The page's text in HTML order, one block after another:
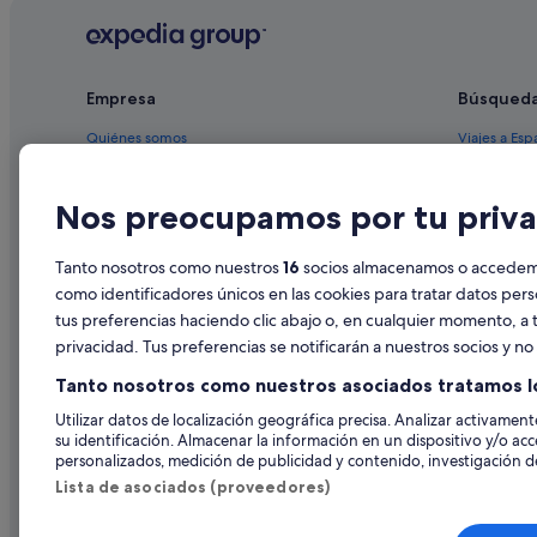
Casas privadas de vacaciones en Rojales
Albergues en Formentera del Segura
Villas en Rojales
Hoteles con gimnasio en Rojales
Hoteles de 3 estrellas en Rojales
Apartamentos en Benijófar
Hoteles que aceptan mascotas en Rojales
Villas en San Fulgencio
Hoteles en la playa en Quesada
Empresa
Quiénes somos
Anuncia tu alojamiento
Prensa
Viajes a
Alquileres
Vuelos
Alquiler de
Nos preocupamos por tu
Tanto nosotros como nuestros16 socios almacenamos o
como identificadores únicos en las cookies para tratar datos
tus preferencias haciendo clic abajo o, en cualquier momento,
privacidad. Tus preferencias se notificarán a nuestros socios y
Tanto nosotros como nuestros asociados tratamos
Utilizar datos de localización geográfica precisa. Analizar
su identificación. Almacenar la información en un dispositivo y/o
personalizados, medición de publicidad y contenido, investigación
Lista de asociados (proveedores)